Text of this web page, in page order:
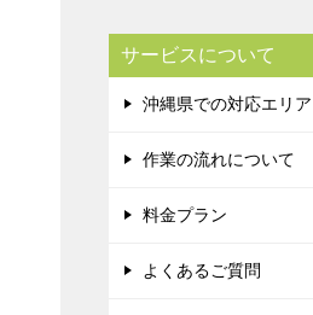
サービスについて
沖縄県での対応エリア
作業の流れについて
料金プラン
よくあるご質問